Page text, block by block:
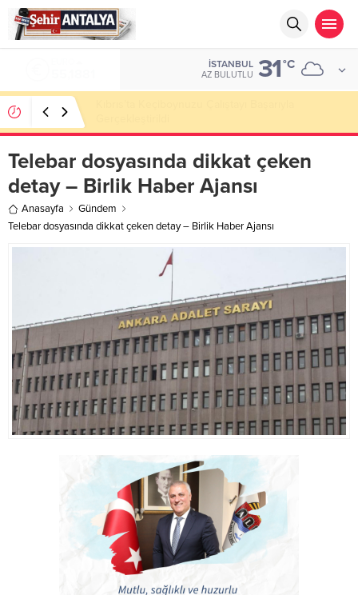
İSTANBUL
AZ BULUTLU 31°C
Telebar dosyasında dikkat çeken
detay – Birlik Haber Ajansı
Anasayfa
Gündem
Telebar dosyasında dikkat çeken detay – Birlik Haber Ajansı